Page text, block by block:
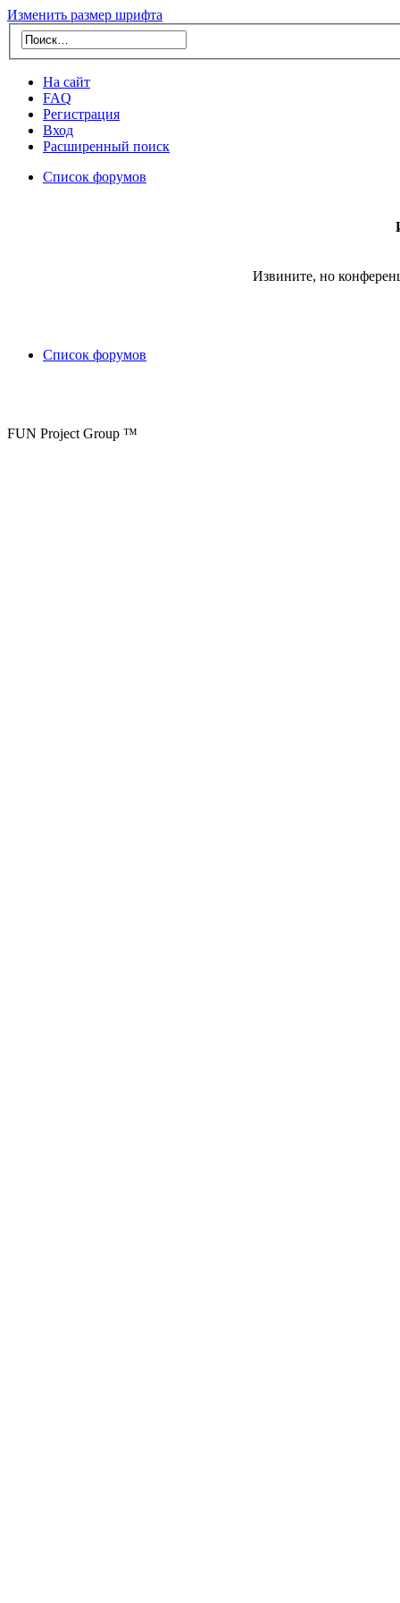
Изменить размер шрифта
На сайт
FAQ
Регистрация
Вход
Расширенный поиск
Список форумов
Извините, но
Список форумов
FUN Project Group ™